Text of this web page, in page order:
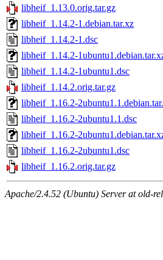
libheif_1.13.0.orig.tar.gz
libheif_1.14.2-1.debian.tar.xz
libheif_1.14.2-1.dsc
libheif_1.14.2-
libheif_1.14.2-1ubuntu1.dsc
libheif_1.14.2.orig.tar.gz
libheif_1.16.2-
libheif_1.16.2-2ubuntu1.1.dsc
libheif_1.16.2-
libheif_1.16.2-2ubuntu1.dsc
libheif_1.16.2.orig.tar.gz
Apache/2.4.52 (Ubuntu) Server at old-